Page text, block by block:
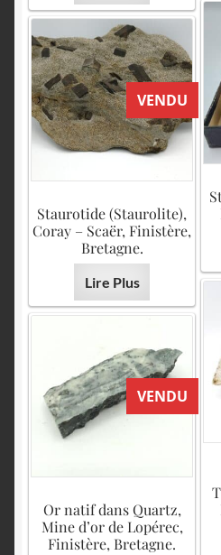
VENDU
Staurotide (Staurolite),
Coray – Scaër, Finistère,
Bretagne.
Lire Plus
VENDU
Or natif dans Quartz,
Mine d’or de Lopérec,
Finistère, Bretagne.